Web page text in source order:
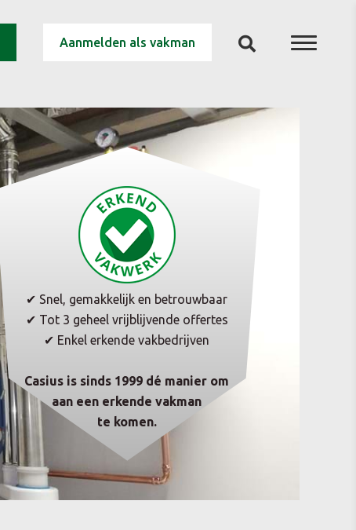
Aanmelden als vakman
✔ Snel, gemakkelijk en betrouwbaar
✔ Tot 3 geheel vrijblijvende offertes
✔ Enkel erkende vakbedrijven
Casius is sinds 1999 dé manier om
aan een erkende vakman
te komen.